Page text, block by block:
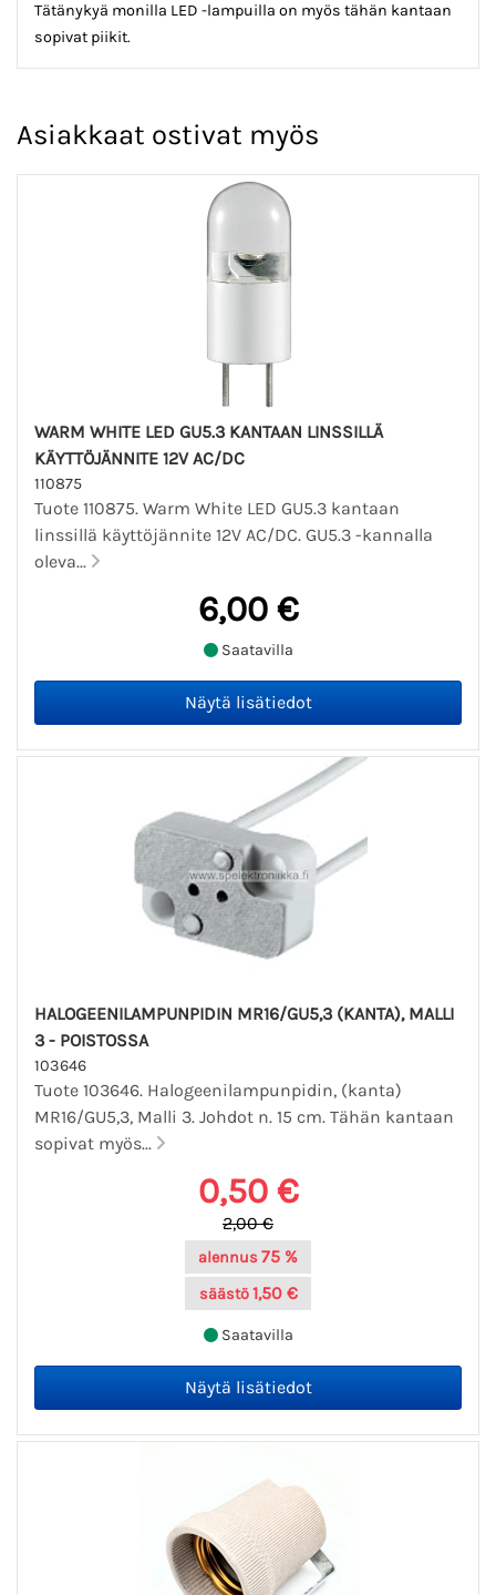
Tätänykyä monilla LED -lampuilla on myös tähän kantaan
sopivat piikit.
Asiakkaat ostivat myös
WARM WHITE LED GU5.3 KANTAAN LINSSILLÄ
KÄYTTÖJÄNNITE 12V AC/DC
110875
Tuote 110875. Warm White LED GU5.3 kantaan
linssillä käyttöjännite 12V AC/DC. GU5.3 -kannalla
oleva...
6,00 €
Saatavilla
HALOGEENILAMPUNPIDIN MR16/GU5,3 (KANTA), MALLI
3 - POISTOSSA
103646
Tuote 103646. Halogeenilampunpidin, (kanta)
MR16/GU5,3, Malli 3. Johdot n. 15 cm. Tähän kantaan
sopivat myös...
0,50 €
2,00 €
alennus75 %
säästö 1,50 €
Saatavilla